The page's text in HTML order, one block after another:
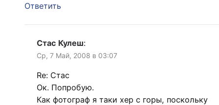
Ответить
Стас Кулеш:
Ср, 7 Май, 2008 в 03:07
Re: Стас
Ок. Попробую.
Как фотограф я таки хер с горы, поскольку